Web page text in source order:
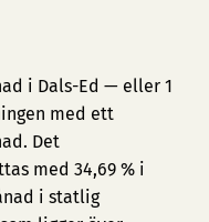
i Dals-Ed — eller 1
med ett
Det
med 34,69 % i
i statlig